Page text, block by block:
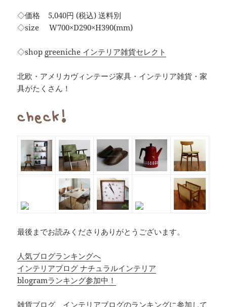
◇価格 5,040円 (税込) 送料別
◇size W700×D290×H390(mm)
◇shop greeniche インテリア雑貨セレクト
北欧・アメリカヴィンテージ家具・インテリア雑貨・家
具がたくさん！
最後までお読みくださりありがとうございます。
人気ブログランキングへ
インテリアブログ ナチュラルインテリア
blogramランキング参加中！
雑貨ブログ、インテリアブログのランキングに参加して